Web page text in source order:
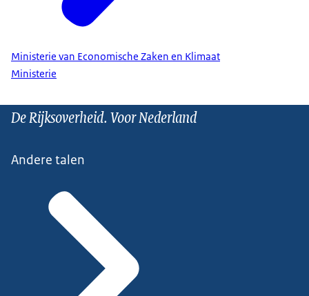
Ministerie van Economische Zaken en Klimaat
Ministerie
De Rijksoverheid. Voor Nederland
Andere talen